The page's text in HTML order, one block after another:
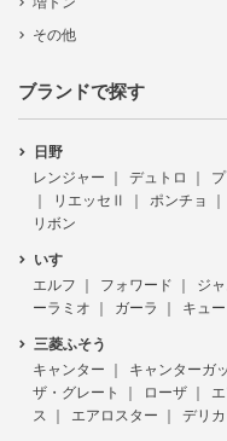
その他
ブランドで探す
日野
レンジャー
デュトロ
リエッセⅡ
ポンチョ
リボン
いすゞ
エルフ
フォワード ジ
ーラミオ
ガーラ キュ
三菱ふそう
キャンター
キャンターガ
ザ・グレート
ローザ
ス
エアロスター デリカ